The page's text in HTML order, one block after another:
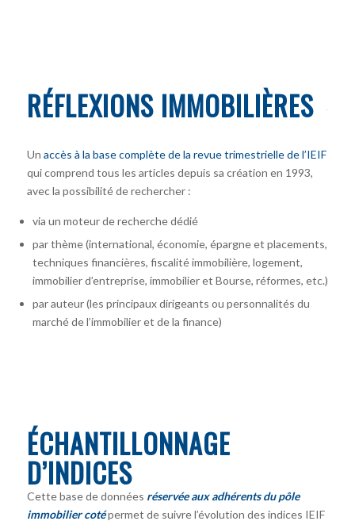
RÉFLEXIONS IMMOBILIÈRES
Un accès à la base complète de la revue trimestrielle de l’IEIF
qui comprend tous les articles depuis sa création en 1993,
avec la possibilité de rechercher :
via un moteur de recherche dédié
par thème (international, économie, épargne et placements,
techniques financières, fiscalité immobilière, logement,
immobilier d’entreprise, immobilier et Bourse, réformes, etc.)
par auteur (les principaux dirigeants ou personnalités du
marché de l’immobilier et de la finance)
ÉCHANTILLONNAGE
D’INDICES
Cette base de données réservée aux adhérents du pôle
immobilier coté permet de suivre l’évolution des indices IEIF